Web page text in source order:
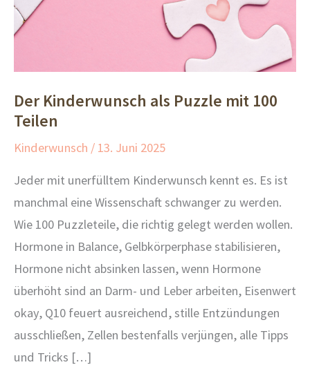
Der Kinderwunsch als Puzzle mit 100
Teilen
Kinderwunsch / 13. Juni 2025
Jeder mit unerfülltem Kinderwunsch kennt es. Es ist
manchmal eine Wissenschaft schwanger zu werden.
Wie 100 Puzzleteile, die richtig gelegt werden wollen.
Hormone in Balance, Gelbkörperphase stabilisieren,
Hormone nicht absinken lassen, wenn Hormone
überhöht sind an Darm- und Leber arbeiten, Eisenwert
okay, Q10 feuert ausreichend, stille Entzündungen
ausschließen, Zellen bestenfalls verjüngen, alle Tipps
und Tricks […]